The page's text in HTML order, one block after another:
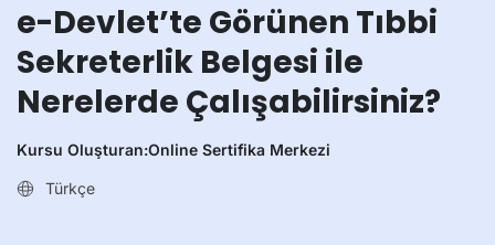
e-Devlet’te Görünen Tıbbi
Sekreterlik Belgesi ile
Nerelerde Çalışabilirsiniz?
Kursu Oluşturan:Online Sertifika Merkezi
Türkçe